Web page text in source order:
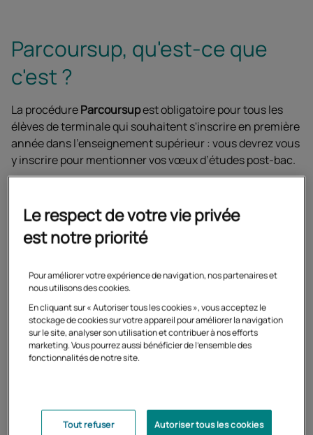
Parcoursup, qu'est-ce que
c'est ?
La procédureParcoursupest obligatoire pour tous les
élèves de terminale qui souhaitent s'inscrire en première
année dans l'enseignement supérieur : vous devrez vous
y inscrire pour mentionner vos vœux d’études post-bac.
les élèves de terminale qui souhaitent poursuivre
leurs études dans l'enseignement supérieur.
Vous pouvez vous inscrire via Parcoursup aux formations
post-bac dispensées à distance, dont
Cned.
Les inscriptions seront ouvertes du 19 janvier au 12
mars 2026.
classe complète règlementée ou libre
, ou si vous
Le respect de votre vie privée
est notre priorité
Pour améliorer votre expérience de navigation, nos partenaires et
nous utilisons des cookies.
En cliquant sur « Autoriser tous les cookies », vous acceptez le
stockage de cookies sur votre appareil pour améliorer la navigation
sur le site, analyser son utilisation et contribuer à nos efforts
marketing. Vous pourrez aussi bénéficier de l'ensemble des
fonctionnalités de notre site.
Tout refuser Autoriser tous les cookies